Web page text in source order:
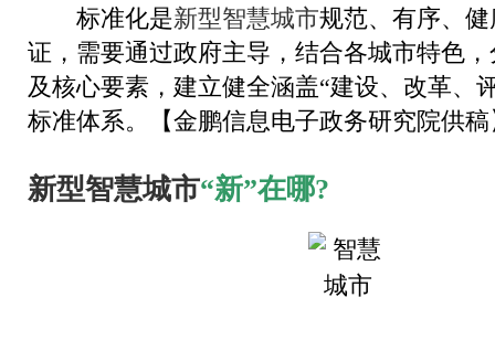
标准化是新型智慧城市规范、有序、
证，需要通过政府主导，结合各城市特色
及核心要素，建立健全涵盖“建设、改革、
标准体系。
【金鹏信息电子政务研究院供
新型智慧城市“新”在哪?